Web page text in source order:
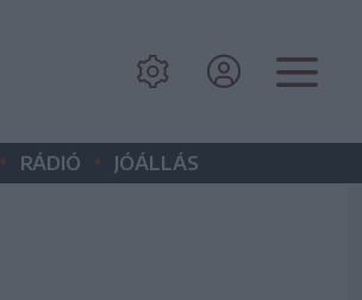
• RÁDIÓ • JÓÁLLÁS